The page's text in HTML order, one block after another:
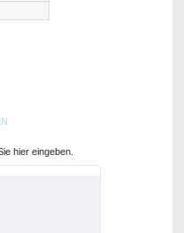
hier eingeben.